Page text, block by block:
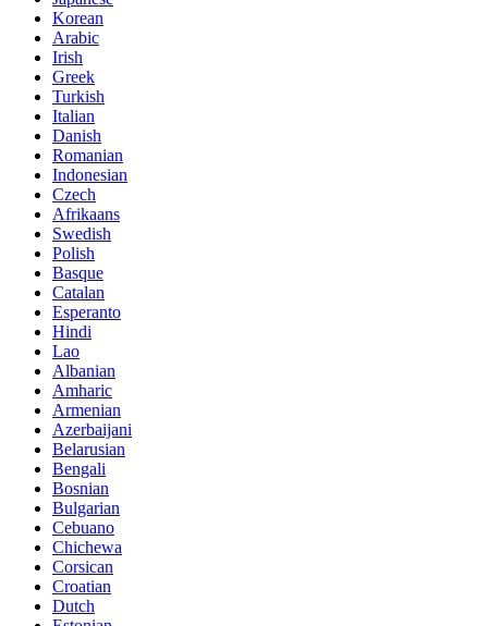
Korean
Arabic
Irish
Greek
Turkish
Italian
Danish
Romanian
Indonesian
Czech
Afrikaans
Swedish
Polish
Basque
Catalan
Esperanto
Hindi
Lao
Albanian
Amharic
Armenian
Azerbaijani
Belarusian
Bengali
Bosnian
Bulgarian
Cebuano
Chichewa
Corsican
Croatian
Dutch